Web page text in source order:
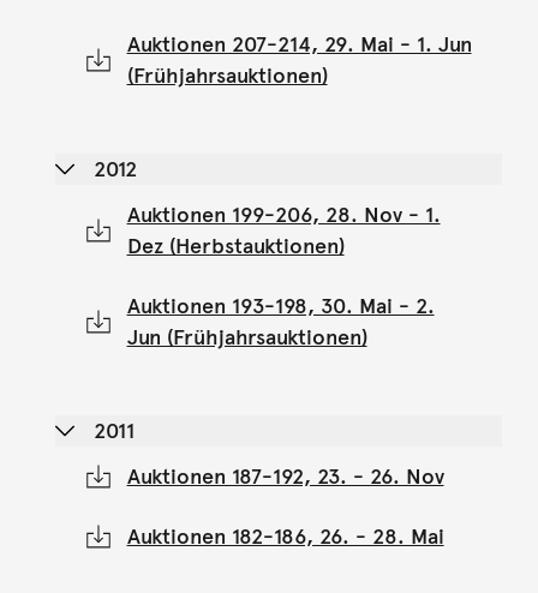
Auktionen 207-214, 29. Mai - 1. Jun
(Frühjahrsauktionen)
2012
Auktionen 199-206, 28. Nov - 1.
Dez (Herbstauktionen)
Auktionen 193-198, 30. Mai - 2.
Jun (Frühjahrsauktionen)
2011
Auktionen 187-192, 23. - 26. Nov
Auktionen 182-186, 26. - 28. Mai